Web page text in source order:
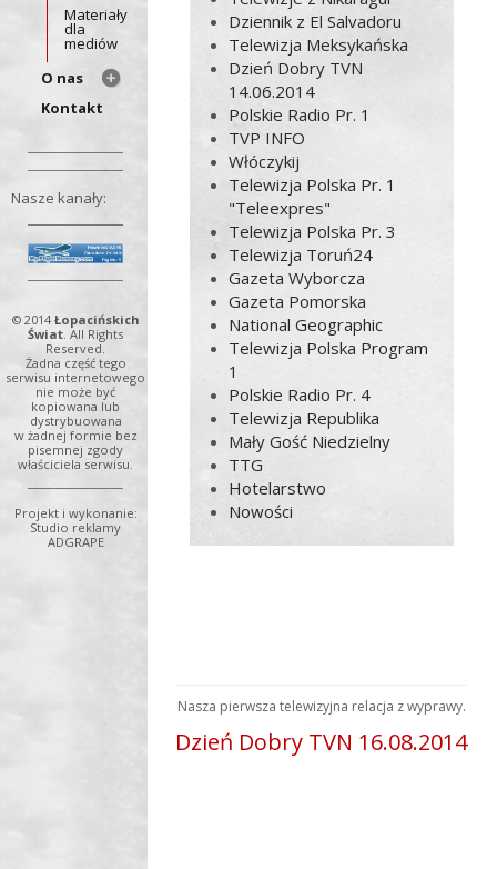
Materiały
dla
mediów
O nas
Kontakt
Nasze kanały:
© 2014 Łopacińskich
Świat. All Rights
Reserved.
Żadna część tego
serwisu internetowego
nie może być
kopiowana lub
dystrybuowana
w żadnej formie bez
pisemnej zgody
właściciela serwisu.
Projekt i wykonanie:
Studio reklamy
ADGRAPE
Dziennik z El Salvadoru
Telewizja Meksykańska
Dzień Dobry TVN
14.06.2014
Polskie Radio Pr. 1
TVP INFO
Włóczykij
Telewizja Polska Pr. 1
"Teleexpres"
Telewizja Polska Pr. 3
Telewizja Toruń24
Gazeta Wyborcza
Gazeta Pomorska
National Geographic
Telewizja Polska Program
1
Polskie Radio Pr. 4
Telewizja Republika
Mały Gość Niedzielny
TTG
Hotelarstwo
Nowości
Nasza pierwsza telewizyjna relacja z wyprawy.
Dzień Dobry TVN 16.08.2014